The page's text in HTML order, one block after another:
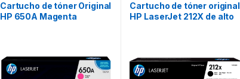
Cartucho de tóner Original
HP 650A Magenta
Cartucho de tóner original
HP LaserJet 212X de alto